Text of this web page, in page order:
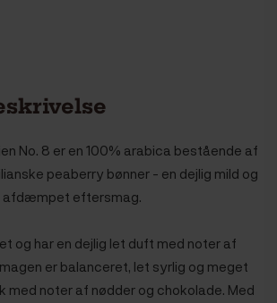
No. 8 er en 100% arabica bestående af
peaberry bønner - en dejlig mild og
afdæmpet eftersmag.
og har en dejlig let duft med noter af
er balanceret, let syrlig og meget
med noter af nødder og chokolade. Med